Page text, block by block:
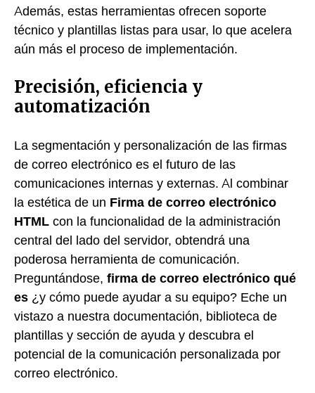
Además, estas herramientas ofrecen soporte
técnico y plantillas listas para usar, lo que acelera
aún más el proceso de implementación.
Precisión, eficiencia y
automatización
La segmentación y personalización de las firmas
de correo electrónico es el futuro de las
comunicaciones internas y externas. Al combinar
la estética de un Firma de correo electrónico
HTML con la funcionalidad de la administración
central del lado del servidor, obtendrá una
poderosa herramienta de comunicación.
Preguntándose, firma de correo electrónico qué
es ¿y cómo puede ayudar a su equipo? Eche un
vistazo a nuestra documentación, biblioteca de
plantillas y sección de ayuda y descubra el
potencial de la comunicación personalizada por
correo electrónico.